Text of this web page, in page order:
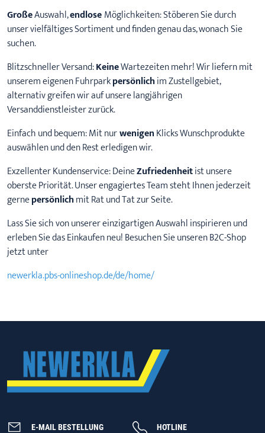
GroßeAuswahl,endloseMöglichkeiten: Stöberen Sie durch
unser vielfältiges Sortiment und finden genau das, wonach Sie
suchen.
Blitzschneller Versand:KeineWartezeiten mehr! Wir liefern mit
unserem eigenen Fuhrparkpersönlichim Zustellgebiet,
alternativ greifen wir auf unsere langjährigen
Versanddienstleister zurück.
Einfach und bequem: Mit nurwenigenKlicks Wunschprodukte
auswählen und den Rest erledigen wir.
Exzellenter Kundenservice: DeineZufriedenheitist unsere
oberste Priorität. Unser engagiertes Team steht Ihnen jederzeit
gernepersönlichmit Rat und Tat zur Seite.
Lass Sie sich von unserer einzigartigen Auswahl inspirieren und
erleben Sie das Einkaufen neu! Besuchen Sie unseren B2C-Shop
jetzt unter
newerkla.pbs-onlineshop.de/de/home/
E-MAIL BESTELLUNG
HOTLINE